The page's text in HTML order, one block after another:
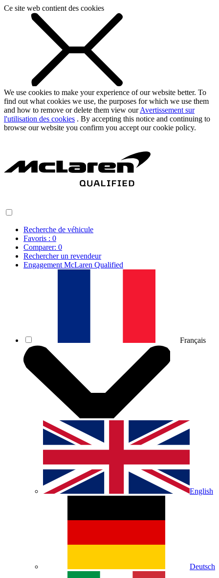
Ce site web contient des cookies
We use cookies to make your experience of our website better. To
find out what cookies we use, the purposes for which we use them
and how to remove or delete them view ourAvertissement sur
l'utilisation des cookies . By accepting this notice and continuing to
browse our website you confirm you accept our cookie policy.
Recherche de véhicule
Favoris : 0
Comparer: 0
Rechercher un revendeur
Engagement McLaren Qualified
Français
English
Deutsch